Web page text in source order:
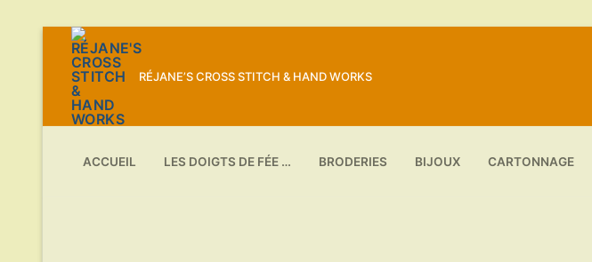
Aller
contenu
RÉJANE’S CROSS STITCH & HAND WORKS
ACCUEIL LES DOIGTS DE FÉE … BRODERIES BIJOUX CARTONNAGE